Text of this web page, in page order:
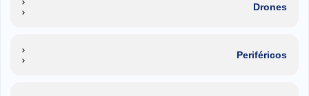
Drones
Periféricos